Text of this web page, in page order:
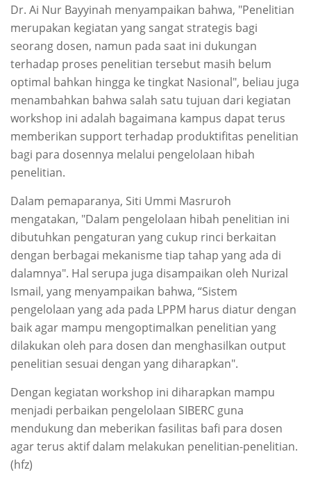
Dr. Ai Nur Bayyinah menyampaikan bahwa, "Penelitian
merupakan kegiatan yang sangat strategis bagi
seorang dosen, namun pada saat ini dukungan
terhadap proses penelitian tersebut masih belum
optimal bahkan hingga ke tingkat Nasional", beliau juga
menambahkan bahwa salah satu tujuan dari kegiatan
workshop ini adalah bagaimana kampus dapat terus
memberikan support terhadap produktifitas penelitian
bagi para dosennya melalui pengelolaan hibah
penelitian.
Dalam pemaparanya, Siti Ummi Masruroh
mengatakan, "Dalam pengelolaan hibah penelitian ini
dibutuhkan pengaturan yang cukup rinci berkaitan
dengan berbagai mekanisme tiap tahap yang ada di
dalamnya". Hal serupa juga disampaikan oleh Nurizal
Ismail, yang menyampaikan bahwa, “Sistem
pengelolaan yang ada pada LPPM harus diatur dengan
baik agar mampu mengoptimalkan penelitian yang
dilakukan oleh para dosen dan menghasilkan output
penelitian sesuai dengan yang diharapkan".
Dengan kegiatan workshop ini diharapkan mampu
menjadi perbaikan pengelolaan SIBERC guna
mendukung dan meberikan fasilitas bafi para dosen
agar terus aktif dalam melakukan penelitian-penelitian.
(hfz)